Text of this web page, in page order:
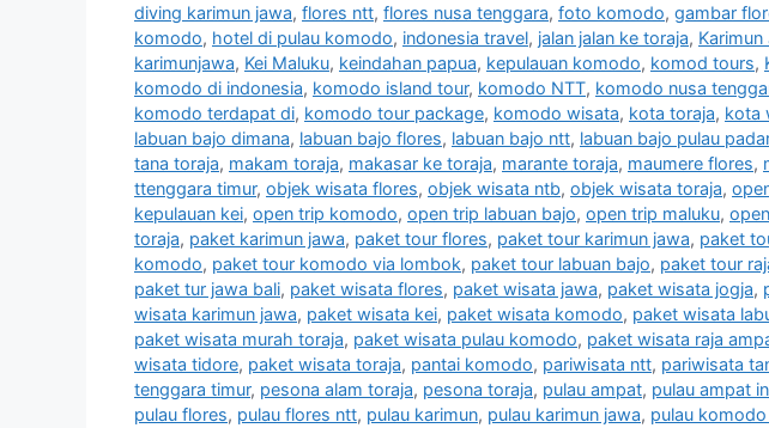
diving karimun jawa, flores ntt, flores nusa tenggara, foto komodo, gambar
komodo, hotel di pulau komodo, indonesia travel, jalan jalan ke toraja, Karimun
karimunjawa, Kei Maluku, keindahan papua, kepulauan komodo, komod tours,
komodo di indonesia, komodo island tour, komodo NTT, komodo nusa
komodo terdapat di, komodo tour package, komodo wisata, kota toraja, kota
labuan bajo dimana, labuan bajo flores, labuan bajo ntt, labuan bajo pulau padar
tana toraja, makam toraja, makasar ke toraja, marante toraja, maumere flores,
ttenggara timur, objek wisata flores, objek wisata ntb, objek wisata toraja,
kepulauan kei, open trip komodo, open trip labuan bajo, open trip maluku,
toraja, paket karimun jawa, paket tour flores, paket tour karimun jawa, paket
komodo, paket tour komodo via lombok, paket tour labuan bajo, paket tour
paket tur jawa bali, paket wisata flores, paket wisata jawa, paket wisata jogja,
wisata karimun jawa, paket wisata kei, paket wisata komodo, paket wisata
paket wisata murah toraja, paket wisata pulau komodo, paket wisata raja
wisata tidore, paket wisata toraja, pantai komodo, pariwisata ntt, pariwisata
tenggara timur, pesona alam toraja, pesona toraja, pulau ampat, pulau ampat
pulau flores, pulau flores ntt, pulau karimun, pulau karimun jawa, pulau